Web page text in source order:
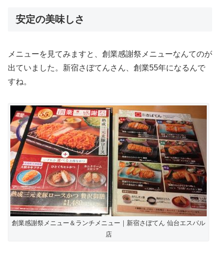
安定の美味しさ
メニューを見てみますと、創業感謝祭メニューなんてのが
出ていました。新宿さぼてんさん、創業55年になるんで
すね。
創業感謝祭メニュー＆ランチメニュー｜新宿さぼてん 仙台エスパル
店